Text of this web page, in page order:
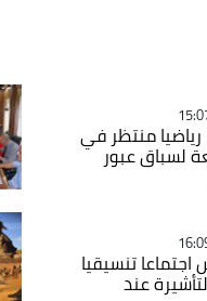
أكثر من 315 رياضيا منتظر في
لسباق عبور
تنسيقيا
عند